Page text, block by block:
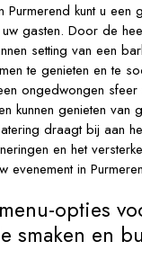
Purmerend kunt u een
gasten. Door de
setting van een
te genieten en te
ongedwongen
kunnen genieten
draagt bij aan
en het
evenement in
opties
smaken en